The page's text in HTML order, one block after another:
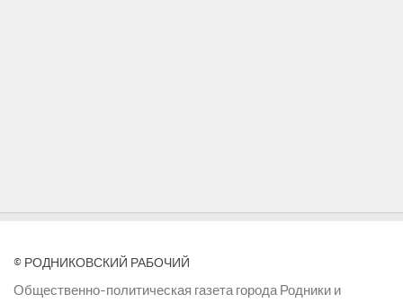
© РОДНИКОВСКИЙ РАБОЧИЙ
Общественно-политическая газета города Родники и